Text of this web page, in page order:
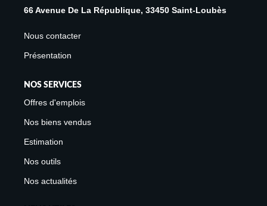
66 Avenue De La République, 33450 Saint-Loubès
Nous contacter
Présentation
NOS SERVICES
Offres d'emplois
Nos biens vendus
Estimation
Nos outils
Nos actualités